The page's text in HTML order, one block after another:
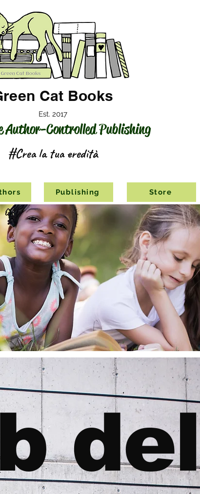
Cat Books
Est. 2017
#Crea la tua eredità
Author-Controlled Publishing
Publishing Store
del